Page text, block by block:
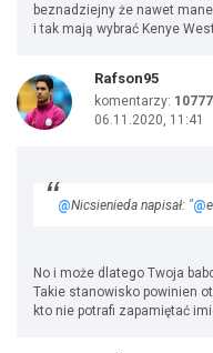
beznadziejny że nawet
i tak mają wybrać Kenye
Rafson95
komentarzy: 10777
06.11.2020, 11:41
@Nicsienieda napisał: "@
No i może dlatego Twoja
Takie stanowisko powinien
kto nie potrafi zapamiętać